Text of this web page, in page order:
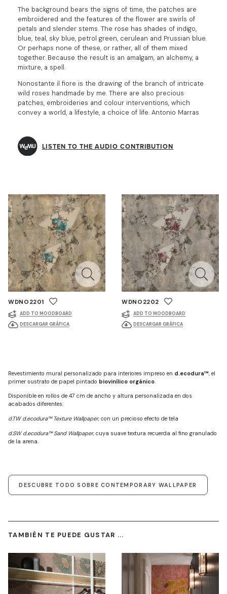
The background bears the signs of time, the patches are
embroidered and the features of the flower are swirls of
petals and slender stems. The rose has shades of indigo,
blue, teal, sky blue, petrol green, cerulean and Prussian blue.
Or perhaps none of these, or rather, all of them mixed
together. Because the result is an amalgam, an alchemy, a
mixture, a spell.
Nonostante il fiore is the drawing of the branch of intricate
wild roses handmade by me. There are also precious
patches, embroideries and colour interventions, which
convey a world, a lifestyle, a choice of life. Antonio Marras
LISTEN TO THE AUDIO CONTRIBUTION
WDNO2201
ADD TO MOODBOARD
DESCARGAR GRÁFICA
WDNO2202
ADD TO MOODBOARD
DESCARGAR GRÁFICA
Revestimiento mural personalizado para interiores impreso en d.ecodura™, el
primer sustrato de papel pintado biovinílico orgánico
Disponible en rollos de 47 cm de ancho y altura personalizada en dos
acabados diferentes:
d.TW d.ecodura™ Texture Wallpaper, con un precioso efecto de tela
d.SW d.ecodura™ Sand Wallpaper, cuya suave textura recuerda al fino granulado
de la arena.
DESCUBRE TODO SOBRE CONTEMPORARY WALLPAPER
TAMBIÉN TE PUEDE GUSTAR ...